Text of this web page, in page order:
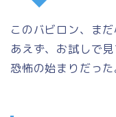
このバビロン、ま
あえず、お試しで
恐怖の始まりだった